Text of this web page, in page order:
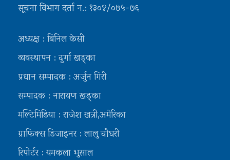
सूचना विभाग दर्ता न.: १३०४/०७५-७६
अध्यक्ष : बिनिल केसी
व्यवस्थापन : दुर्गा खड्का
प्रधान सम्पादक : अर्जुन गिरी
सम्पादक : नारायण खड्का
मल्टिमिडिया : राजेश खत्री,अमेरिका
ग्राफिक्स डिजाइनर : लालु चौधरी
रिपोर्टर : यमकला भुसाल